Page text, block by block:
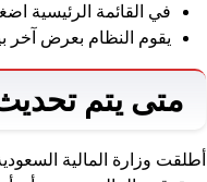
في القائمة الرئيسية
يقوم النظام بعرض آخر
متى يتم
أطلقت وزارة المالية